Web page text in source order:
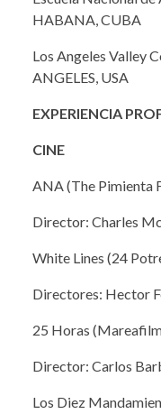
HABANA, CUBA
Los Angeles Valley
ANGELES, USA
EXPERIENCIA
CINE
ANA (The Pimienta
Director: Charles
White Lines (24
Directores: Hector
25 Horas
Director: Carlos
Los Diez